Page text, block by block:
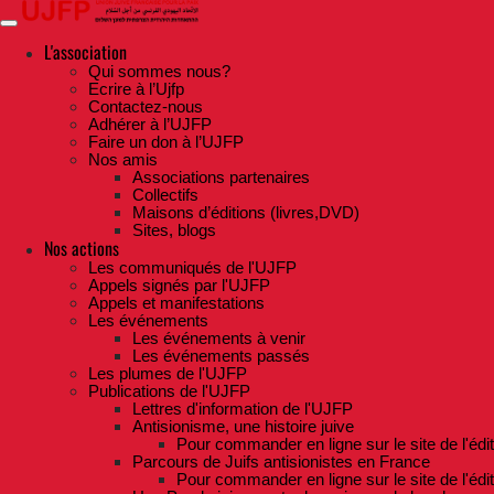
Skip
to
contentL'association
Qui sommes nous?
Ecrire à l’Ujfp
Contactez-nous
Adhérer à l’UJFP
Faire un don à l’UJFP
Nos amis
Associations partenaires
Collectifs
Maisons d’éditions (livres,DVD)
Sites, blogs
Nos actions
Les communiqués de l'UJFP
Appels signés par l'UJFP
Appels et manifestations
Les événements
Les événements à venir
Les événements passés
Les plumes de l'UJFP
Publications de l'UJFP
Lettres d'information de l'UJFP
Antisionisme, une histoire juive
Pour commander en ligne sur le site de
Parcours de Juifs antisionistes en France
Pour commander en ligne sur le site de